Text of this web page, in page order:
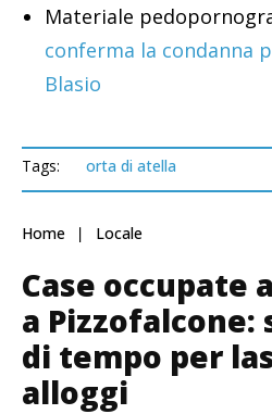
Materiale
conferma la condanna
Blasio
Tags: orta di atella
Home Locale
Case occupate
a
di tempo per
alloggi